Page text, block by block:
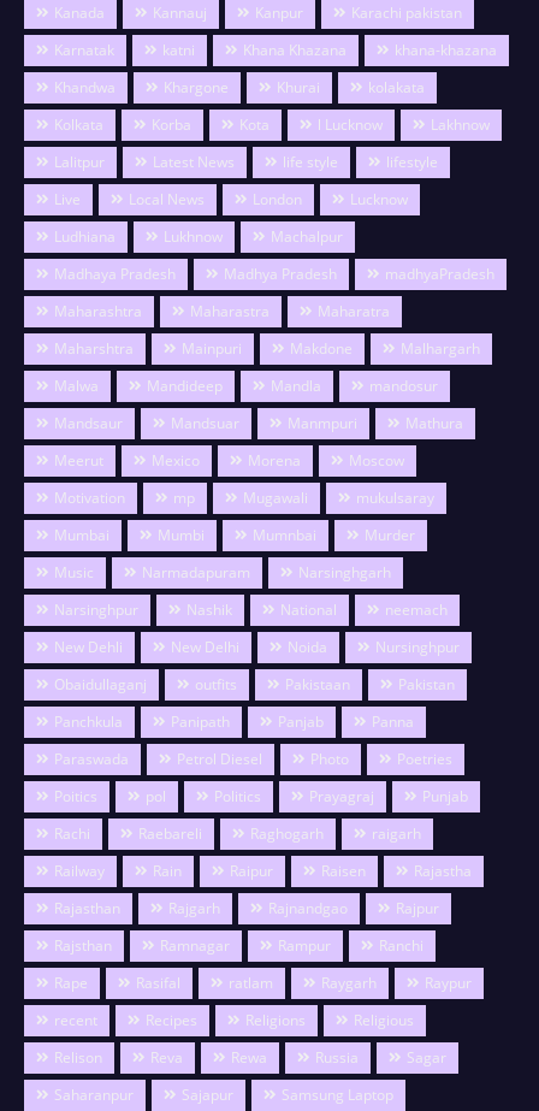
Kanada
Kannauj Kanpur
Karachi pakistan
Karnatak
katni Khana Khazana
khana-khazana
Khandwa
Khargone Khurai
kolakata
Kolkata
Korba Kota l Lucknow
Lakhnow
Lalitpur
Latest News life style
lifestyle
Live
Local News London
Lucknow
Ludhiana
Lukhnow
Machalpur
Madhaya Pradesh
Madhya Pradesh
madhyaPradesh
Maharashtra
Maharastra
Maharatra
Maharshtra
Mainpuri Makdone
Malhargarh
Malwa
Mandideep Mandla
mandosur
Mandsaur
Mandsuar Manmpuri
Mathura
Meerut
Mexico Morena
Moscow
Motivation
mp Mugawali
mukulsaray
Mumbai
Mumbi Mumnbai
Murder
Music
Narmadapuram
Narsinghgarh
Narsinghpur
Nashik National
neemach
New Dehli
New Delhi Noida
Nursinghpur
Obaidullaganj
outfits Pakistaan
Pakistan
Panchkula
Panipath Panjab
Panna
Paraswada
Petrol Diesel Photo
Poetries
Poitics
pol Politics Prayagraj
Punjab
Rachi
Raebareli Raghogarh
raigarh
Railway
Rain Raipur Raisen
Rajastha
Rajasthan
Rajgarh Rajnandgao
Rajpur
Rajsthan
Ramnagar Rampur
Ranchi
Rape
Rasifal ratlam Raygarh
Raypur
recent
Recipes Religions
Religious
Relison
Reva Rewa Russia
Sagar
Saharanpur
Sajapur Samsung Laptop